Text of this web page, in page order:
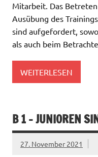
Mitarbeit. Das
Ausübung des
sind aufgefordert,
als auch beim
WEITERLESEN
B 1 – JUNIOREN
27. November 2021